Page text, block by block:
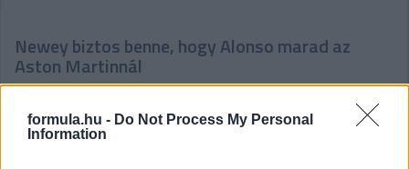
formula.hu - Do Not Process My Personal
Information
Newey biztos benne, hogy Alonso marad az
Aston Martinnál
élvezi, hogy az Aston Martin projekt részese lehet, és biztos
benne, hogy ez a jövőben is így marad. Bár a korábbi hetekben